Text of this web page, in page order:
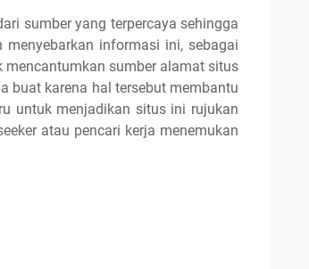
sumber yang terpercaya sehingga
informasi ini, sebagai
sumber alamat situs
buat karena hal tersebut membantu
untuk menjadikan situs ini rujukan
atau pencari kerja menemukan